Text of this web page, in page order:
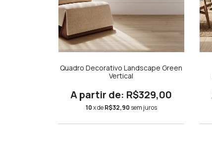
Quadro Decorativo Landscape Green
Vertical
R$329,00
10x deR$32,90 sem juros